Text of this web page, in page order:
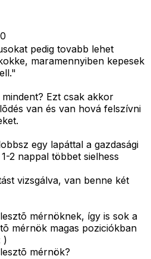
pedig tovabb lehet
maramennyiben kepesek
Ezt csak akkor
van és van hová felszívni
egy lapáttal a gazdasági
2 nappal többet sielhess
vizsgálva, van benne két
mérnöknek, így is sok a
mérnök magas poziciókban
)
mérnök?